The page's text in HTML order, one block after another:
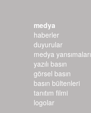
medya
haberler
duyurular
medya yansımaları
yazılı basın
görsel basın
basın bültenleri
tanıtım filmi
logolar